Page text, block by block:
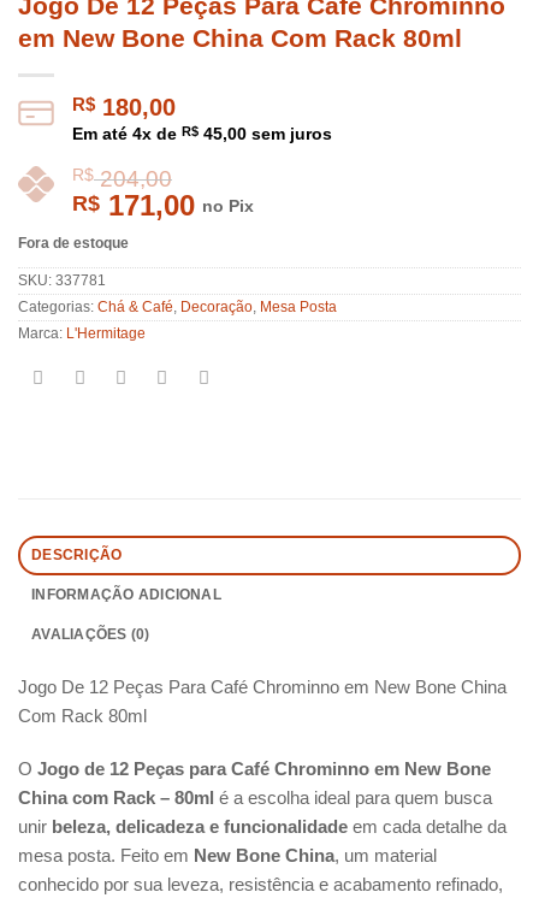
Jogo De 12 Peças Para Café Chrominno
em New Bone China Com Rack 80ml
R$ 180,00
Em até 4x de R$ 45,00 sem juros
R$ 171,00 no Pix
Fora de estoque
SKU: 337781
Categorias: Chá & Café, Decoração, Mesa Posta
Marca: L'Hermitage
DESCRIÇÃO
INFORMAÇÃO ADICIONAL
AVALIAÇÕES (0)
Jogo De 12 Peças Para Café Chrominno em New Bone China
Com Rack 80ml
O Jogo de 12 Peças para Café Chrominno em New Bone
China com Rack – 80ml é a escolha ideal para quem busca
unir beleza, delicadeza e funcionalidade em cada detalhe da
mesa posta. Feito em New Bone China, um material
conhecido por sua leveza, resistência e acabamento refinado,